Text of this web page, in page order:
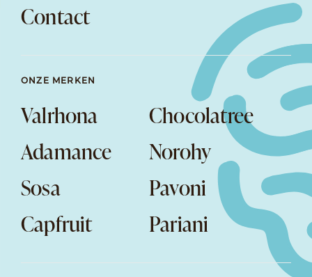
Contact
ONZE MERKEN
Valrhona
Chocolatree
Adamance
Norohy
Sosa
Pavoni
Capfruit
Pariani